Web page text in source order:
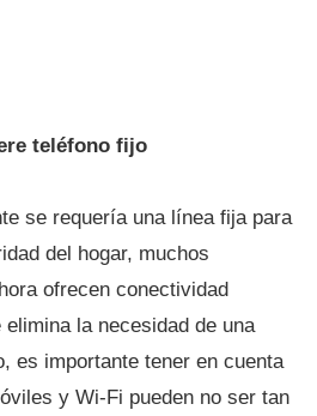
teléfono fijo
se requería una línea fija para
del hogar, muchos
ofrecen conectividad
la necesidad de una
es importante tener en cuenta
y Wi-Fi pueden no ser tan